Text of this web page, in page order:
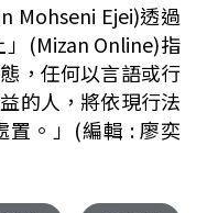
Mohseni Ejei)透過
(Mizan Online)指
，任何以言語或行
的人，將依現行法
。」 (編輯 : 廖奕